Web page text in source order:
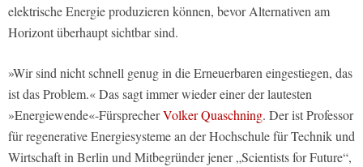
elektrische Energie produzieren können, bevor Alternativen am
Horizont überhaupt sichtbar sind.
»Wir sind nicht schnell genug in die Erneuerbaren eingestiegen, das
ist das Problem.« Das sagt immer wieder einer der lautesten
»Energiewende«-FürsprecherVolker Quaschning. Der ist Professor
für regenerative Energiesysteme an der Hochschule für Technik und
Wirtschaft in Berlin und Mitbegründer jener „Scientists for Future“,